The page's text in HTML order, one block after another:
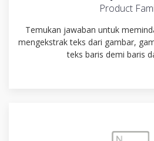
Product
Temukan jawaban untuk
mengekstrak teks dari gambar,
teks baris demi baris